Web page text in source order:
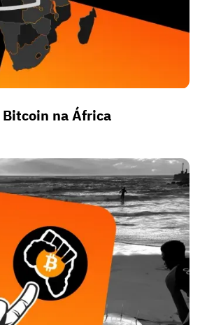
Bitcoin na África